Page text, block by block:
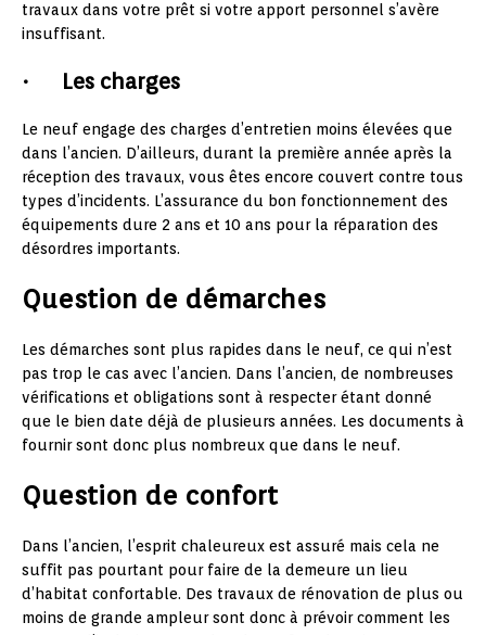
travaux dans votre prêt si votre apport personnel s’avère
insuffisant.
· Les charges
Le neuf engage des charges d’entretien moins élevées que
dans l’ancien. D’ailleurs, durant la première année après la
réception des travaux, vous êtes encore couvert contre tous
types d’incidents. L’assurance du bon fonctionnement des
équipements dure 2 ans et 10 ans pour la réparation des
désordres importants.
Question de démarches
Les démarches sont plus rapides dans le neuf, ce qui n’est
pas trop le cas avec l’ancien. Dans l’ancien, de nombreuses
vérifications et obligations sont à respecter étant donné
que le bien date déjà de plusieurs années. Les documents à
fournir sont donc plus nombreux que dans le neuf.
Question de confort
Dans l’ancien, l’esprit chaleureux est assuré mais cela ne
suffit pas pourtant pour faire de la demeure un lieu
d’habitat confortable. Des travaux de rénovation de plus ou
moins de grande ampleur sont donc à prévoir comment les